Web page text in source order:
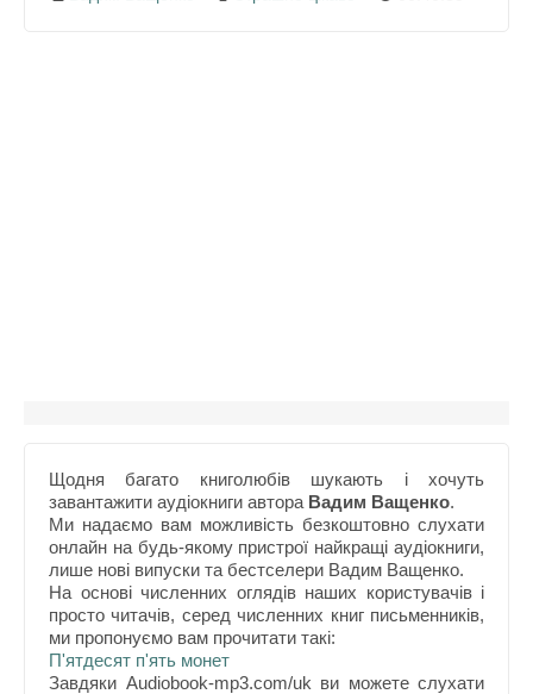
Щодня багато книголюбів шукають і хочуть
завантажити аудіокниги автора Вадим Ващенко.
Ми надаємо вам можливість безкоштовно слухати
онлайн на будь-якому пристрої найкращі аудіокниги,
лише нові випуски та бестселери Вадим Ващенко.
На основі численних оглядів наших користувачів і
просто читачів, серед численних книг письменників,
ми пропонуємо вам прочитати такі:
П'ятдесят п'ять монет
Завдяки Audiobook-mp3.com/uk ви можете слухати